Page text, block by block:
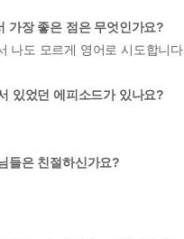
가장 좋은 점은 무엇인가요?
나도 모르게 영어로 시도합니다
있었던 에피소드가 있나요?
들은 친절하신가요?